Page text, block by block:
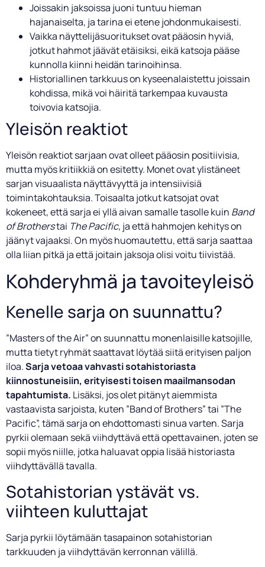
Joissakin jaksoissa juoni tuntuu hieman
hajanaiselta, ja tarina ei etene johdonmukaisesti.
Vaikka näyttelijäsuoritukset ovat pääosin hyviä,
jotkut hahmot jäävät etäisiksi, eikä katsoja pääse
kunnolla kiinni heidän tarinoihinsa.
Historiallinen tarkkuus on kyseenalaistettu joissain
kohdissa, mikä voi häiritä tarkempaa kuvausta
toivovia katsojia.
Yleisön reaktiot
Yleisön reaktiot sarjaan ovat olleet pääosin positiivisia,
mutta myös kritiikkiä on esitetty. Monet ovat ylistäneet
sarjan visuaalista näyttävyyttä ja intensiivisiä
toimintakohtauksia. Toisaalta jotkut katsojat ovat
kokeneet, että sarja ei yllä aivan samalle tasolle kuin Band
of Brotherstai The Pacific, ja että hahmojen kehitys on
jäänyt vajaaksi. On myös huomautettu, että sarja saattaa
olla liian pitkä ja että joitain jaksoja olisi voitu tiivistää.
Kohderyhmä ja tavoiteyleisö
Kenelle sarja on suunnattu?
”Masters of the Air” on suunnattu monenlaisille katsojille,
mutta tietyt ryhmät saattavat löytää siitä erityisen paljon
iloa.Sarja vetoaa vahvasti sotahistoriasta
kiinnostuneisiin, erityisesti toisen maailmansodan
tapahtumista. Lisäksi, jos olet pitänyt aiemmista
vastaavista sarjoista, kuten ”Band of Brothers” tai ”The
Pacific”, tämä sarja on ehdottomasti sinua varten. Sarja
pyrkii olemaan sekä viihdyttävä että opettavainen, joten se
sopii myös niille, jotka haluavat oppia lisää historiasta
viihdyttävällä tavalla.
Sotahistorian ystävät vs.
viihteen kuluttajat
Sarja pyrkii löytämään tasapainon sotahistorian
tarkkuuden ja viihdyttävän kerronnan välillä.